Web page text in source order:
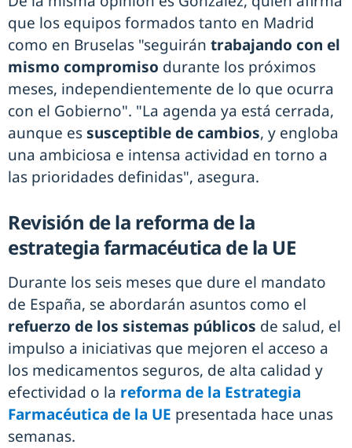
que los equipos formados tanto en Madrid
como en Bruselas "seguirán trabajando con el
mismo compromiso durante los próximos
meses, independientemente de lo que ocurra
con el Gobierno". "La agenda ya está cerrada,
aunque essusceptible de cambios, y engloba
una ambiciosa e intensa actividad en torno a
las prioridades definidas", asegura.
Revisión de la reforma de la
estrategia farmacéutica de la UE
Durante los seis meses que dure el mandato
de España, se abordarán asuntos como el
refuerzo de los sistemas públicos de salud, el
impulso a iniciativas que mejoren el acceso a
los medicamentos seguros, de alta calidad y
efectividad o la reforma de la Estrategia
Farmacéutica de la UE presentada hace unas
semanas.